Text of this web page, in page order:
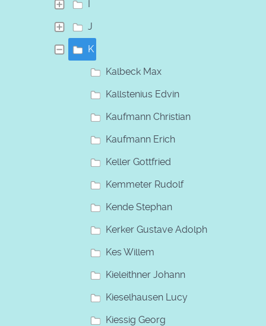
I
J
K
Kalbeck Max
Kallstenius Edvin
Kaufmann Christian
Kaufmann Erich
Keller Gottfried
Kemmeter Rudolf
Kende Stephan
Kerker Gustave Adolph
Kes Willem
Kieleithner Johann
Kieselhausen Lucy
Kiessig Georg